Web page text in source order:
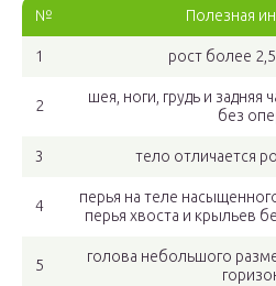
№ Полезная
1 рост более
2
шея, ноги, грудь и задняя
без
3 тело отличается
4
перья на теле
перья хвоста и крыльев
5
голова небольшого